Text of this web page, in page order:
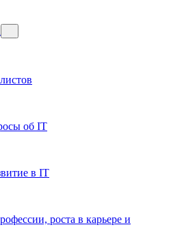
об IT
в IT
роста в карьере и